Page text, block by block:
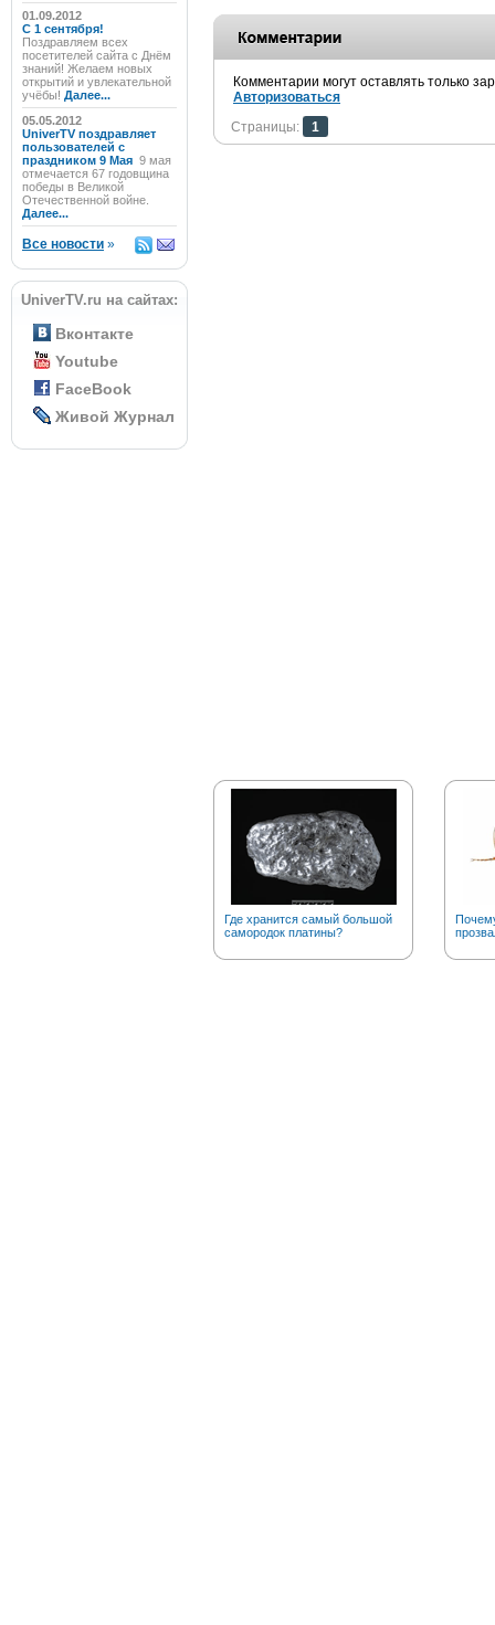
01.09.2012
C 1 сентября!
Поздравляем всех
посетителей сайта с Днём
знаний! Желаем новых
открытий и увлекательной
учёбы! Далее...
05.05.2012
UniverTV поздравляет
пользователей с
праздником 9 Мая 9 мая
отмечается 67 годовщина
победы в Великой
Отечественной войне.
Далее...
Все новости »
UniverTV.ru на сайтах:
Вконтакте
Youtube
FaceBook
Живой Журнал
Комментарии могут оставлять только
Авторизоваться
Страницы:
1
Где хранится самый большой
самородок платины?